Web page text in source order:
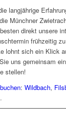
langjährige
Münchner
direkt unsere
frühzeitig
lohnt sich ein Klick
uns gemeinsam
stellen!
: Wildbach,